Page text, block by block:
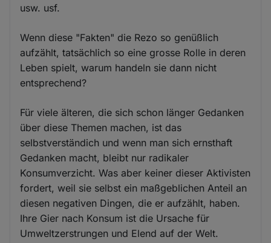
usw. usf.
Wenn diese "Fakten" die Rezo so genüßlich
aufzählt, tatsächlich so eine grosse Rolle in deren
Leben spielt, warum handeln sie dann nicht
entsprechend?
Für viele älteren, die sich schon länger Gedanken
über diese Themen machen, ist das
selbstverständich und wenn man sich ernsthaft
Gedanken macht, bleibt nur radikaler
Konsumverzicht. Was aber keiner dieser Aktivisten
fordert, weil sie selbst ein maßgeblichen Anteil an
diesen negativen Dingen, die er aufzählt, haben.
Ihre Gier nach Konsum ist die Ursache für
Umweltzerstrungen und Elend auf der Welt.